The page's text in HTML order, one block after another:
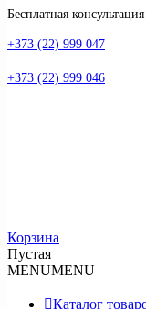
Бесплатная консультация
+373 (22) 999 047
+373 (22) 999 046
Корзина
Пустая
MENUMENU
Каталог